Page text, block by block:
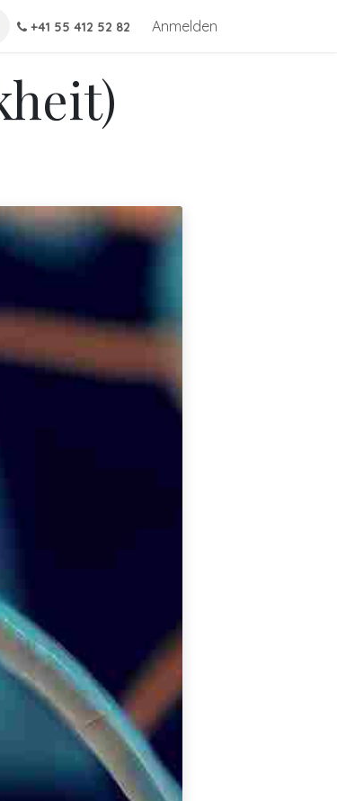
+41 55 412 52 82 Anmelden